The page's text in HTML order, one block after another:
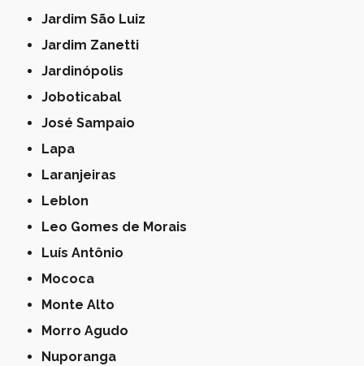
Jardim São Luiz
Jardim Zanetti
Jardinópolis
Joboticabal
José Sampaio
Lapa
Laranjeiras
Leblon
Leo Gomes de Morais
Luís Antônio
Mococa
Monte Alto
Morro Agudo
Nuporanga